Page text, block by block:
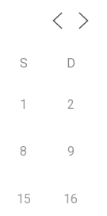
S D
1 2
8 9
15 16